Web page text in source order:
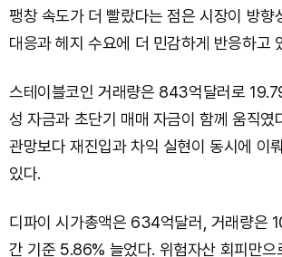
팽창 속도가 더 빨랐다는 점은 시장이 방향
대응과 헤지 수요에 더 민감하게 반응하고
스테이블코인 거래량은 843억달러로
성 자금과 초단기 매매 자금이 함께 움직였
관망보다 재진입과 차익 실현이 동시에 이
있다.
디파이 시가총액은 634억달러, 거래량은
간 기준 5.86% 늘었다. 위험자산 회피만으